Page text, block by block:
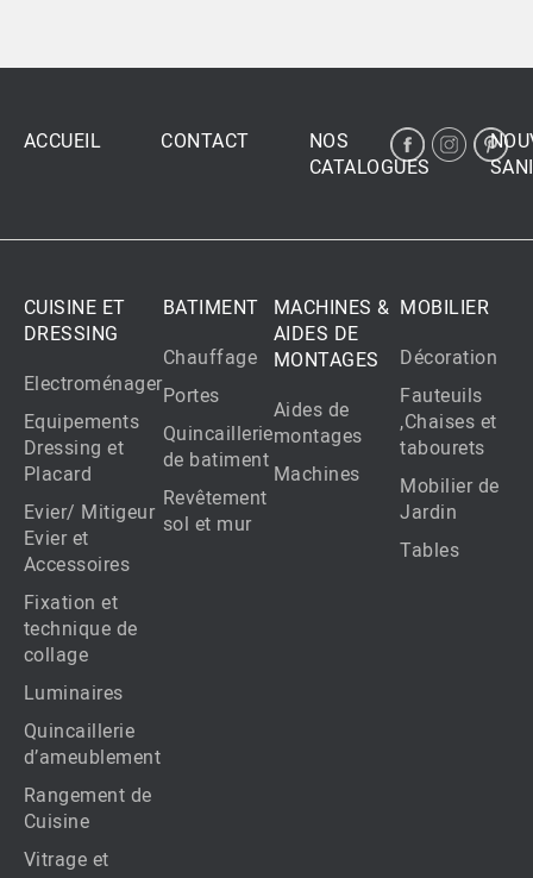
ACCUEIL CONTACT
NOS
CATALOGUES
CUISINE ET
DRESSING
Electroménager
Equipements
Dressing et
Placard
Evier/ Mitigeur
Evier et
Accessoires
Fixation et
technique de
collage
Luminaires
Quincaillerie
d’ameublement
Rangement de
Cuisine
Vitrage et
BATIMENT
Chauffage
Portes
Quincaillerie
de batiment
Revêtement
sol et mur
MACHINES &
AIDES DE
MONTAGES
Aides de
montages
Machines
MOBILIER
Décoration
Fauteuils
,Chaises et
tabourets
Mobilier de
Jardin
Tables